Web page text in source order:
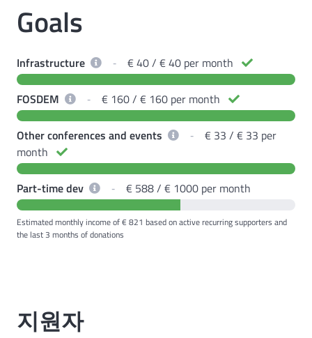
Goals
Infrastructure ‐ € 40 / € 40 per month
FOSDEM ‐ € 160 / € 160 per month
Other conferences and events ‐
€ 33 / € 33 per
month
Part-time dev ‐ € 588 / € 1000 per month
Estimated monthly income of € 821 based on active recurring supporters and
the last 3 months of donations
지원자